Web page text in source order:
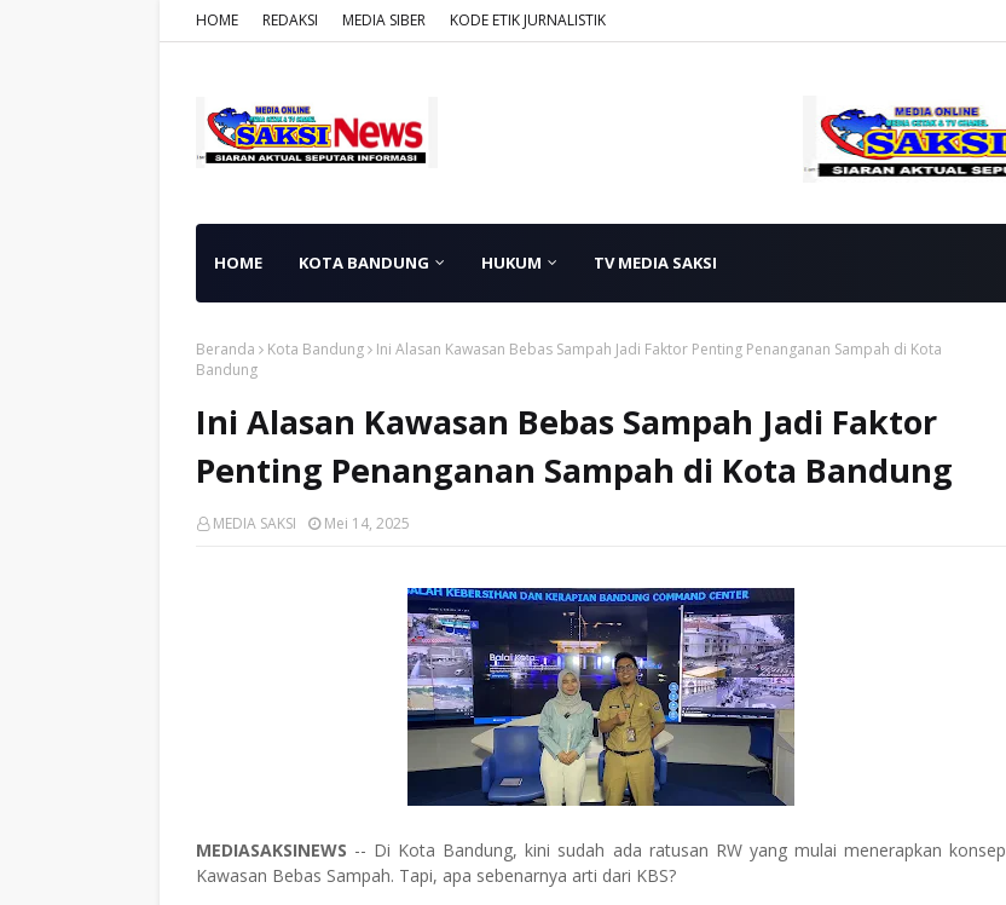
HOME REDAKSI MEDIA SIBER KODE ETIK JURNALISTIK
HOME KOTA BANDUNG HUKUM TV MEDIA SAKSI
Beranda Kota Bandung
Ini Alasan Kawasan Bebas Sampah Jadi Faktor Penting Penanganan Sampah di Kota
Bandung
Ini Alasan Kawasan Bebas Sampah Jadi Faktor
Penting Penanganan Sampah di Kota Bandung
MEDIA SAKSI Mei 14, 2025
MEDIASAKSINEWS -- Di Kota Bandung, kini sudah ada ratusan RW yang mulai menerapkan konsep
Kawasan Bebas Sampah. Tapi, apa sebenarnya arti dari KBS?